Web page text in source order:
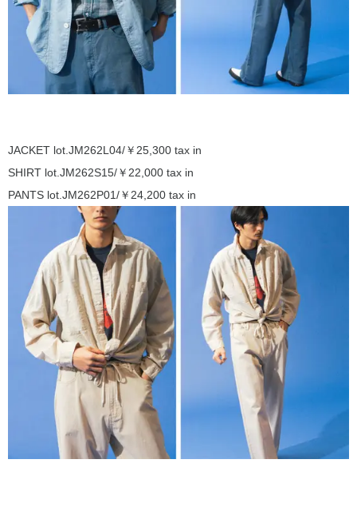
JACKET lot.JM262L04/￥25,300 tax in
SHIRT lot.JM262S15/￥22,000 tax in
PANTS lot.JM262P01/￥24,200 tax in